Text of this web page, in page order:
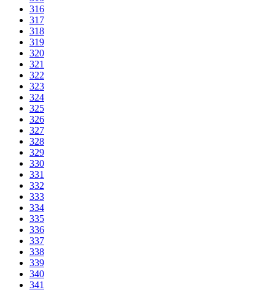
316
317
318
319
320
321
322
323
324
325
326
327
328
329
330
331
332
333
334
335
336
337
338
339
340
341